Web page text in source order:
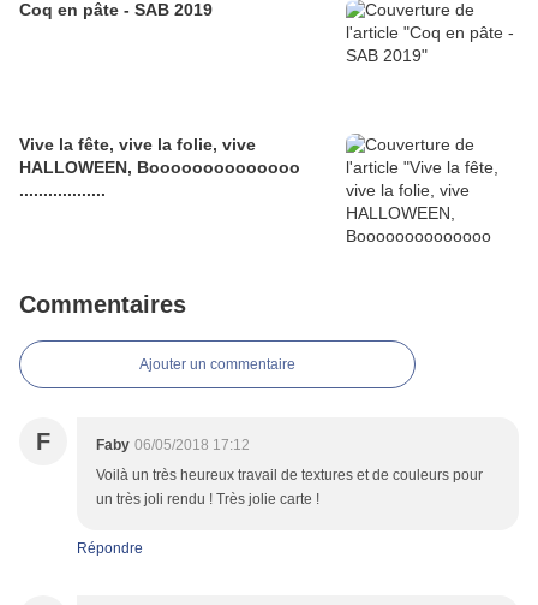
Coq en pâte - SAB 2019
Vive la fête, vive la folie, vive
HALLOWEEN, Boooooooooooooo
..................
Commentaires
Ajouter un commentaire
F Faby 06/05/2018 17:12
Voilà un très heureux travail de textures et de couleurs pour
un très joli rendu ! Très jolie carte !
Répondre